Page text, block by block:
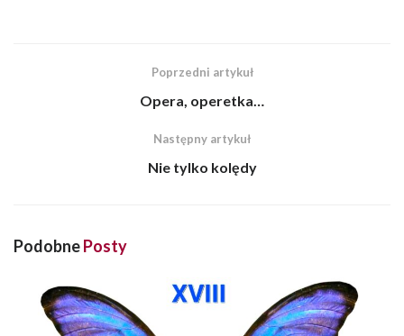
Poprzedni artykuł
Opera, operetka…
Następny artykuł
Nie tylko kolędy
PodobnePosty